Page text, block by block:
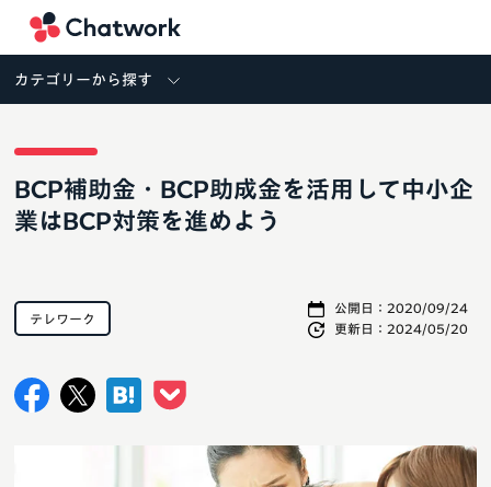
カテゴリーから探す
BCP補助金・BCP助成金を活用して中小企
業はBCP対策を進めよう
公開日： 2020/09/24
更新日： 2024/05/20
テレワーク